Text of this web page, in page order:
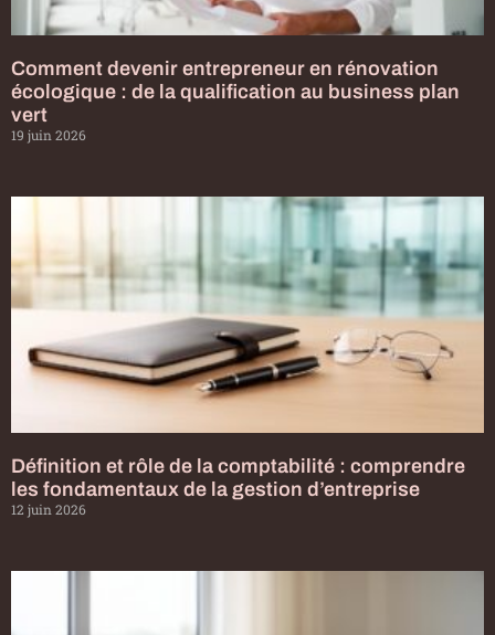
Comment devenir entrepreneur en rénovation
écologique : de la qualification au business plan
vert
19 juin 2026
Définition et rôle de la comptabilité : comprendre
les fondamentaux de la gestion d’entreprise
12 juin 2026